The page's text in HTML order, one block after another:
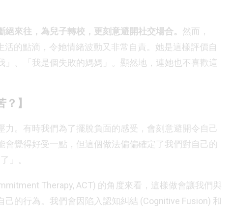
來往，為兒子轉校，更刻意避開社交場合。 然而，
活的點滴，令她情緒波動又非常自責。她是這樣評價自
、「我是個失敗的媽媽」。顯然地，連她也不喜歡這
】
。有時我們為了擺脫負面的感受，會刻意避開令自己
覺得好受一點，但這個做法偏偏確定了我們對自己的
」。
Therapy, ACT) 的角度來看，這樣做會讓我們與
的行為。我們會因陷入認知糾結 (Cognitive Fusion) 和